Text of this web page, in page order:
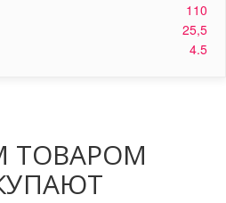
110
25,5
4.5
ТОВАРОМ